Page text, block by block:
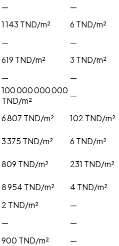
—
—
1 143 TND/m² 6 TND/m²
—
—
619 TND/m² 3 TND/m²
—
—
100 000 000 000
TND/m²
—
6 807 TND/m² 102 TND/m²
3 375 TND/m² 6 TND/m²
809 TND/m² 231 TND/m²
8 954 TND/m² 4 TND/m²
2 TND/m²
—
—
—
900 TND/m²
—